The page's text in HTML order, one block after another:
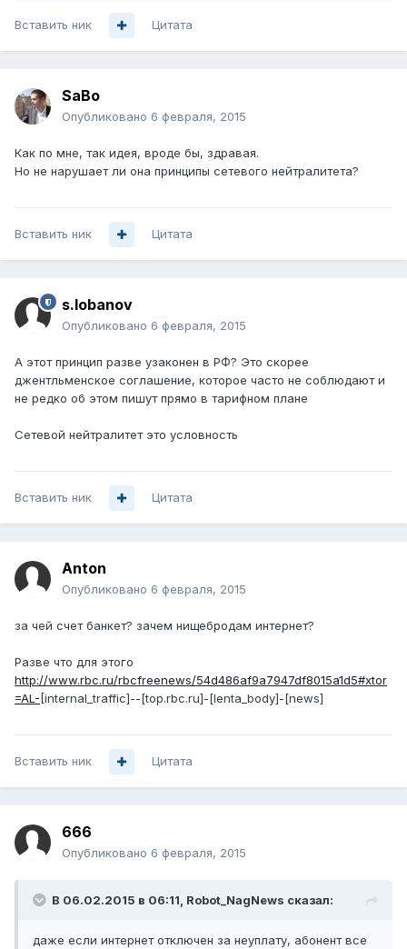
Вставить ник Цитата
SaBo
Опубликовано 6 февраля, 2015
Как по мне, так идея, вроде бы, здравая.
Но не нарушает ли она принципы сетевого нейтралитета?
Вставить ник Цитата
s.lobanov
Опубликовано 6 февраля, 2015
А этот принцип разве узаконен в РФ? Это скорее
джентльменское соглашение, которое часто не соблюдают и
не редко об этом пишут прямо в тарифном плане
Сетевой нейтралитет это условность
Вставить ник Цитата
Anton
Опубликовано 6 февраля, 2015
за чей счет банкет? зачем нищебродам интернет?
Разве что для этого
http://www.rbc.ru/rbcfreenews/54d486af9a7947df8015a1d5#xtor
=AL- [internal_traffic]--[top.rbc.ru]-[lenta_body]-[news]
Вставить ник Цитата
666
Опубликовано 6 февраля, 2015
В 06.02.2015 в 06:11, Robot_NagNews сказал:
даже если интернет отключен за неуплату, абонент все